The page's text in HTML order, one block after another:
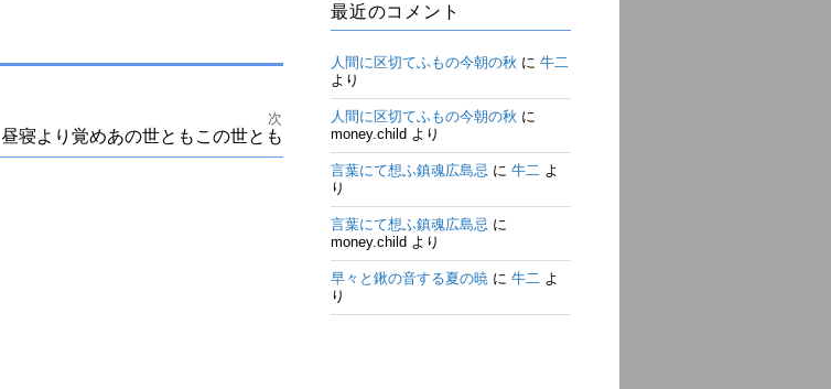
次
昼寝より覚めあの世ともこの世とも
最近のコメント
人間に区切てふもの今朝の秋 に牛二
より
人間に区切てふもの今朝の秋 に
money.child より
言葉にて想ふ鎮魂広島忌 に牛二 よ
り
言葉にて想ふ鎮魂広島忌 に
money.child より
早々と鍬の音する夏の暁 に牛二 よ
り